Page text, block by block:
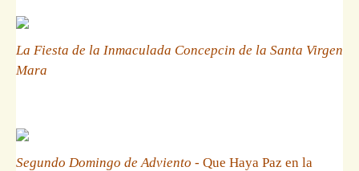
La Fiesta de la Inmaculada Concepcin de la Santa Virgen
Mara
Segundo Domingo de Adviento - Que Haya Paz en la